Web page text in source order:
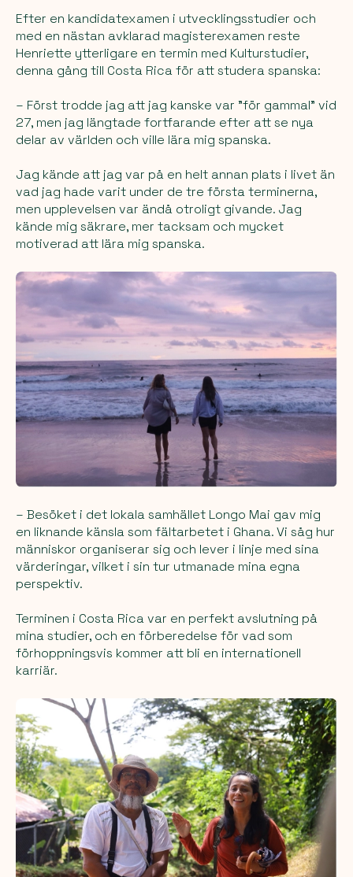
Efter en kandidatexamen i utvecklingsstudier och
med en nästan avklarad magisterexamen reste
Henriette ytterligare en termin med Kulturstudier,
denna gång till Costa Rica för att studera spanska:
– Först trodde jag att jag kanske var "för gammal" vid
27, men jag längtade fortfarande efter att se nya
delar av världen och ville lära mig spanska.
Jag kände att jag var på en helt annan plats i livet än
vad jag hade varit under de tre första terminerna,
men upplevelsen var ändå otroligt givande. Jag
kände mig säkrare, mer tacksam och mycket
motiverad att lära mig spanska.
– Besöket i det lokala samhället Longo Mai gav mig
en liknande känsla som fältarbetet i Ghana. Vi såg hur
människor organiserar sig och lever i linje med sina
värderingar, vilket i sin tur utmanade mina egna
perspektiv.
Terminen i Costa Rica var en perfekt avslutning på
mina studier, och en förberedelse för vad som
förhoppningsvis kommer att bli en internationell
karriär.